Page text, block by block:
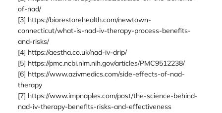
Quellen:
[1]
https://www.medrxiv.org/content/10.1101/2024.06.06.2430
8565v1.full
[2] https://vitalivtherapy.com.au/studies-on-the-benefits-
of-nad/
[3] https://biorestorehealth.com/newtown-
connecticut/what-is-nad-iv-therapy-process-benefits-
and-risks/
[4] https://aestha.co.uk/nad-iv-drip/